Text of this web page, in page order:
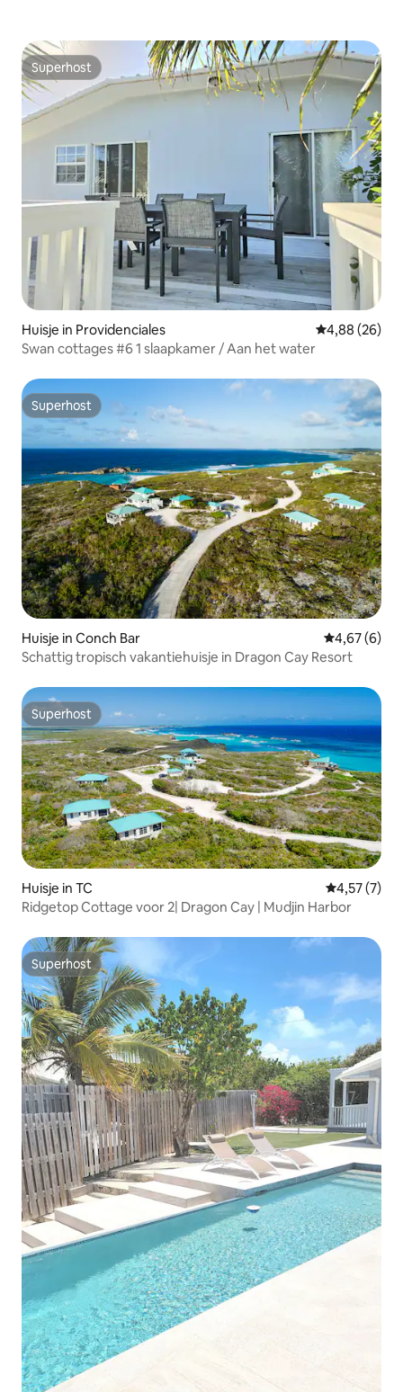
Superhost
Superhost
Huisje in Providenciales Gemiddelde
4,88 (26)
Swan cottages #6 1 slaapkamer / Aan het water
Superhost
Superhost
Huisje in Conch Bar Gemiddelde
4,67 (6)
Schattig tropisch vakantiehuisje in Dragon Cay Resort
Superhost
Superhost
Huisje in TC
4,57 (7)
Ridgetop Cottage voor 2| Dragon Cay | Mudjin Harbor
Superhost
Superhost